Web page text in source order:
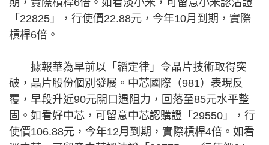
「22825」，行使價22.88元，今年10月到期，實際
槓桿6倍。
據報華為早前以「韜定律」令晶片技術取得突
破，晶片股份個別發展。中芯國際（981）表現反
覆，早段升近90元關口遇阻力，回落至85元水平整
固。如看好中芯，可留意中芯認購證「29550」，行
使價106.88元，今年12月到期，實際槓桿4倍。如看